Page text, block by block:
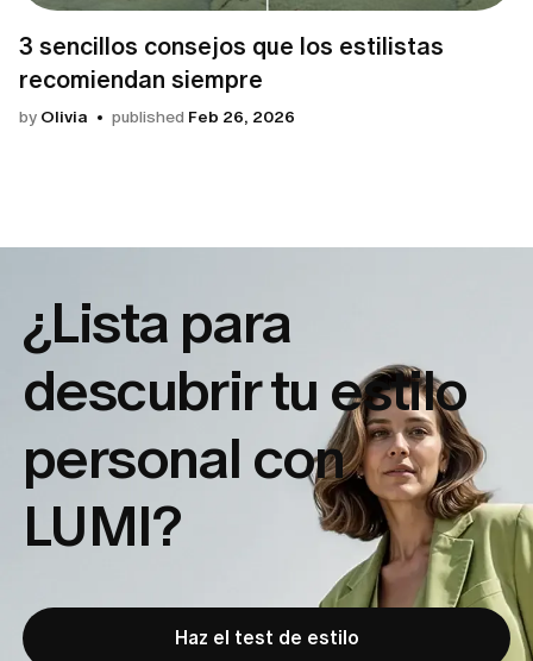
3 sencillos consejos que los estilistas
recomiendan siempre
by Olivia published Feb 26, 2026
¿Lista para
descubrir tu estilo
personal con
LUMI?
Haz el test de estilo